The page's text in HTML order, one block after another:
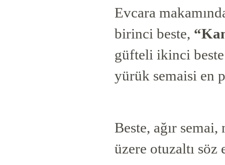
Evcara
birinci beste,
güfteli ikinci
yürük semaisi en
Beste, ağır
üzere otuzaltı